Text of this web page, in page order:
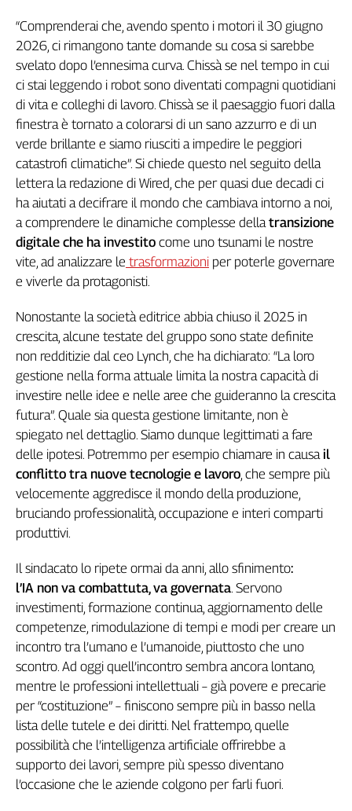
Talk
La
settimana
Collettiva
Girasoli
Il
Sassolino
Linea
Economica
Tech
It
Easy
Inserti
Idea
InFlai
Le
trasmissioni
tv
in
Progress
L'Italia
nel
Lavoro
Territori
Molise
Alto
Adige
Basilicata
Calabria
Campania
Emilia-
Romagna
Friuli
Venezia
Lazio
“Comprenderai che, avendo spento i motori il 30 giugno
2026, ci rimangono tante domande su cosa si sarebbe
svelato dopo l’ennesima curva. Chissà se nel tempo in cui
ci stai leggendo i robot sono diventati compagni quotidiani
di vita e colleghi di lavoro. Chissà se il paesaggio fuori dalla
finestra è tornato a colorarsi di un sano azzurro e di un
verde brillante e siamo riusciti a impedire le peggiori
catastrofi climatiche”. Si chiede questo nel seguito della
lettera la redazione di Wired, che per quasi due decadi ci
ha aiutati a decifrare il mondo che cambiava intorno a noi,
a comprendere le dinamiche complesse dellatransizione
digitale che ha investito come uno tsunami le nostre
vite, ad analizzare le trasformazioni per poterle governare
e viverle da protagonisti.
Nonostante la società editrice abbia chiuso il 2025 in
crescita, alcune testate del gruppo sono state definite
non redditizie dal ceo Lynch, che ha dichiarato: “La loro
gestione nella forma attuale limita la nostra capacità di
investire nelle idee e nelle aree che guideranno la crescita
futura”. Quale sia questa gestione limitante, non è
spiegato nel dettaglio. Siamo dunque legittimati a fare
delle ipotesi. Potremmo per esempio chiamare in causail
conflitto tra nuove tecnologie e lavoro, che sempre più
velocemente aggredisce il mondo della produzione,
bruciando professionalità, occupazione e interi comparti
produttivi.
Il sindacato lo ripete ormai da anni, allo sfinimento:
l’IA non va combattuta, va governata. Servono
investimenti, formazione continua, aggiornamento delle
competenze, rimodulazione di tempi e modi per creare un
incontro tra l’umano e l’umanoide, piuttosto che uno
scontro. Ad oggi quell’incontro sembra ancora lontano,
mentre le professioni intellettuali – già povere e precarie
per “costituzione” – finiscono sempre più in basso nella
lista delle tutele e dei diritti. Nel frattempo, quelle
possibilità che l’intelligenza artificiale offrirebbe a
supporto dei lavori, sempre più spesso diventano
l’occasione che le aziende colgono per farli fuori.